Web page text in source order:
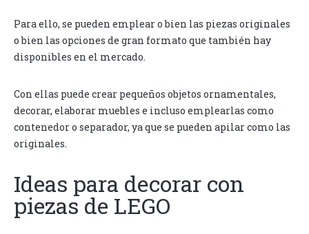
Para ello, se pueden emplear o bien las piezas originales
o bien las opciones de gran formato que también hay
disponibles en el mercado.
Con ellas puede crear pequeños objetos ornamentales,
decorar, elaborar muebles e incluso emplearlas como
contenedor o separador, ya que se pueden apilar como las
originales.
Ideas para decorar con
piezas de LEGO